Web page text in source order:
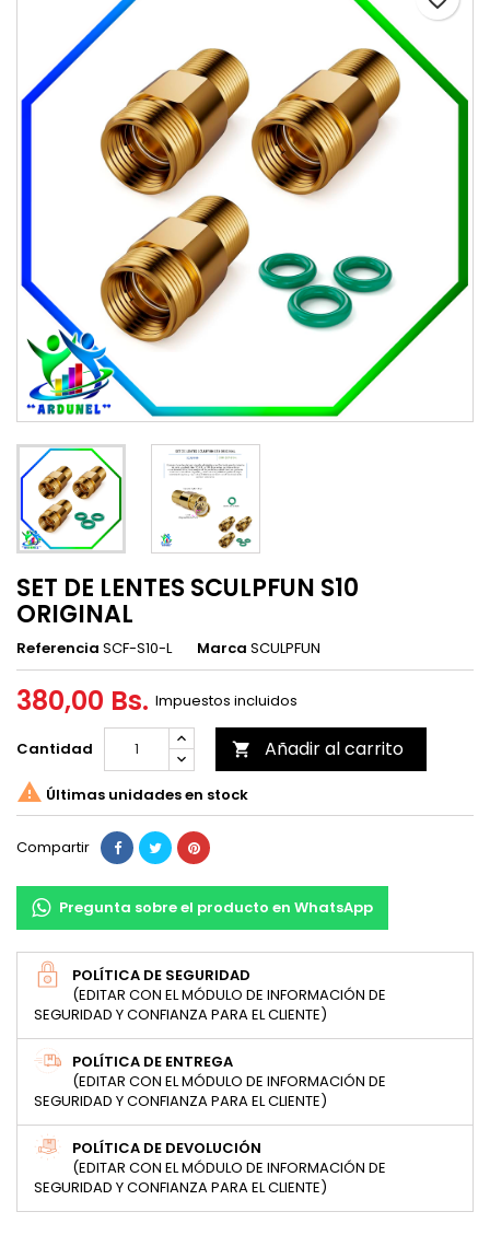
SET DE LENTES SCULPFUN S10
ORIGINAL
Referencia SCF-S10-L Marca SCULPFUN
380,00 Bs. Impuestos incluidos
Cantidad  Añadir al carrito
 Últimas unidades en stock
Compartir
Pregunta sobre el producto en WhatsApp
POLÍTICA DE SEGURIDAD
(EDITAR CON EL MÓDULO DE INFORMACIÓN DE
SEGURIDAD Y CONFIANZA PARA EL CLIENTE)
POLÍTICA DE ENTREGA
(EDITAR CON EL MÓDULO DE INFORMACIÓN DE
SEGURIDAD Y CONFIANZA PARA EL CLIENTE)
POLÍTICA DE DEVOLUCIÓN
(EDITAR CON EL MÓDULO DE INFORMACIÓN DE
SEGURIDAD Y CONFIANZA PARA EL CLIENTE)